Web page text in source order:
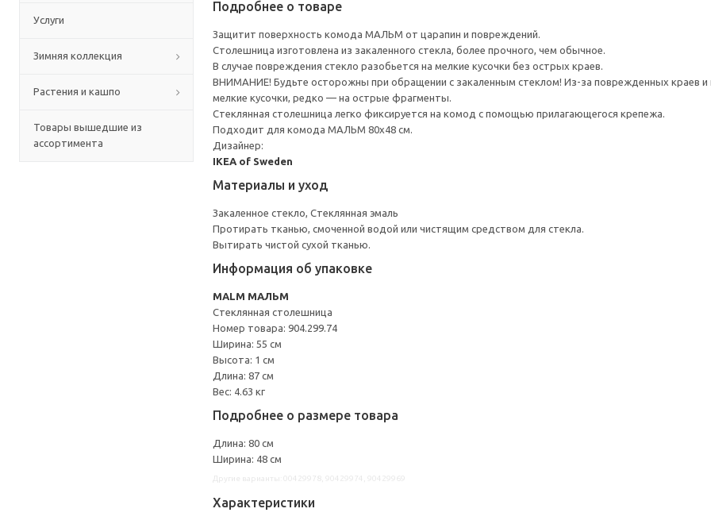
Услуги
Зимняя коллекция
Растения и кашпо
Товары вышедшие из
ассортимента
Подробнее о товаре
Защитит поверхность комода МАЛЬМ от царапин и повреждений.
Столешница изготовлена из закаленного стекла, более прочного, чем обычное.
В случае повреждения стекло разобьется на мелкие кусочки без острых краев.
ВНИМАНИЕ! Будьте осторожны при обращении с закаленным стеклом! Из-за поврежденных краев и
мелкие кусочки, редко — на острые фрагменты.
Стеклянная столешница легко фиксируется на комод с помощью прилагающегося крепежа.
Подходит для комода МАЛЬМ 80x48 см.
Дизайнер:
IKEA of Sweden
Материалы и уход
Закаленное стекло, Стеклянная эмаль
Протирать тканью, смоченной водой или чистящим средством для стекла.
Вытирать чистой сухой тканью.
Информация об упаковке
MALM МАЛЬМ
Стеклянная столешница
Номер товара: 904.299.74
Ширина: 55 см
Высота: 1 см
Длина: 87 см
Вес: 4.63 кг
Подробнее о размере товара
Длина: 80 см
Ширина: 48 см
Характеристики